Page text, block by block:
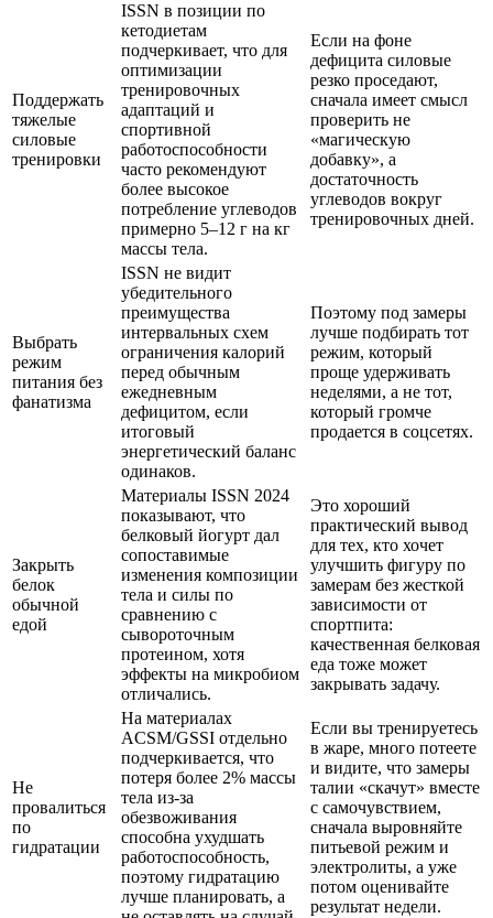
Поддержать
тяжелые
силовые
тренировки
ISSN в позиции по
кетодиетам
подчеркивает, что для
оптимизации
тренировочных
адаптаций и
спортивной
работоспособности
часто рекомендуют
более высокое
потребление углеводов
примерно 5–12 г на кг
массы тела.
Если на фоне
дефицита силовые
резко проседают,
сначала имеет смысл
проверить не
«магическую
добавку», а
достаточность
углеводов вокруг
тренировочных дней.
Выбрать
режим
питания без
фанатизма
ISSN не видит
убедительного
преимущества
интервальных схем
ограничения калорий
перед обычным
ежедневным
дефицитом, если
итоговый
энергетический баланс
одинаков.
Поэтому под замеры
лучше подбирать тот
режим, который
проще удерживать
неделями, а не тот,
который громче
продается в соцсетях.
Закрыть
белок
обычной
едой
Материалы ISSN 2024
показывают, что
белковый йогурт дал
сопоставимые
изменения композиции
тела и силы по
сравнению с
сывороточным
протеином, хотя
эффекты на микробиом
отличались.
Это хороший
практический вывод
для тех, кто хочет
улучшить фигуру по
замерам без жесткой
зависимости от
спортпита:
качественная белковая
еда тоже может
закрывать задачу.
Не
провалиться
по
гидратации
На материалах
ACSM/GSSI отдельно
подчеркивается, что
потеря более 2% массы
тела из-за
обезвоживания
способна ухудшать
работоспособность,
поэтому гидратацию
лучше планировать, а
Если вы тренируетесь
в жаре, много потеете
и видите, что замеры
талии «скачут» вместе
с самочувствием,
сначала выровняйте
питьевой режим и
электролиты, а уже
потом оценивайте
результат недели.